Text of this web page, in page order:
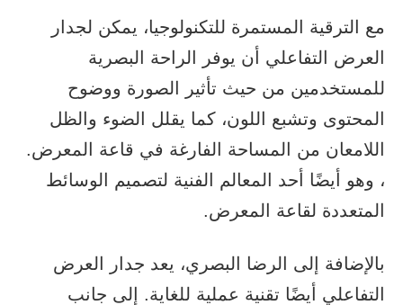
مع الترقية المستمرة للتكنولوجيا، يمكن لجدار
العرض التفاعلي أن يوفر الراحة البصرية
للمستخدمين من حيث تأثير الصورة ووضوح
المحتوى وتشبع اللون، كما يقلل الضوء والظل
اللامعان من المساحة الفارغة في قاعة المعرض.
، وهو أيضًا أحد المعالم الفنية لتصميم الوسائط
المتعددة لقاعة المعرض.
بالإضافة إلى الرضا البصري، يعد جدار العرض
التفاعلي أيضًا تقنية عملية للغاية. إلى جانب